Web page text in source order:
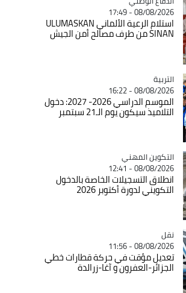
08/08/2026 - 17:49
استلام الرعية الألماني ULUMASKAN
SINAN من طرف مصالح أمن الجيش
Catégorie
التربية
08/08/2026 - 16:22
الموسم الدراسي 2026- 2027: دخول
التلاميذ سيكون يوم الـ21 سبتمبر
Catégorie
التكوين المهني
08/08/2026 - 12:41
انطلاق التسجيلات الخاصة بالدخول
التكويني لدورة أكتوبر 2026
Catégorie
نقل
08/08/2026 - 11:56
تعديل مؤقت في حركة قطارات خطي
الجزائر-العفرون و آغا-زرالدة